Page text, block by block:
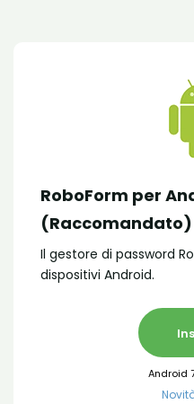
RoboForm per
(Raccomandato)
Il gestore di password
dispositivi Android.
Android